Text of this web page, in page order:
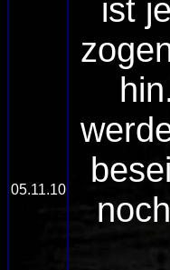
05.11.10
ist